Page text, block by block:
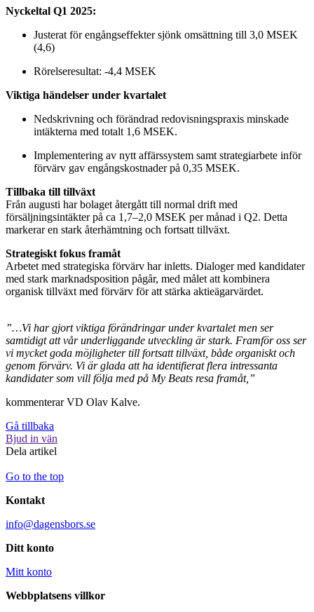
Nyckeltal Q1 2025:
Justerat för engångseffekter sjönk omsättning till 3,0 MSEK
(4,6)
Rörelseresultat: -4,4 MSEK
Viktiga händelser under kvartalet
Nedskrivning och förändrad redovisningspraxis minskade
intäkterna med totalt 1,6 MSEK.
Implementering av nytt affärssystem samt strategiarbete inför
förvärv gav engångskostnader på 0,35 MSEK.
Tillbaka till tillväxt
Från augusti har bolaget återgått till normal drift med
försäljningsintäkter på ca 1,7–2,0 MSEK per månad i Q2. Detta
markerar en stark återhämtning och fortsatt tillväxt.
Strategiskt fokus framåt
Arbetet med strategiska förvärv har inletts. Dialoger med kandidater
med stark marknadsposition pågår, med målet att kombinera
organisk tillväxt med förvärv för att stärka aktieägarvärdet.
”…Vi har gjort viktiga förändringar under kvartalet men ser
samtidigt att vår underliggande utveckling är stark. Framför oss ser
vi mycket goda möjligheter till fortsatt tillväxt, både organiskt och
genom förvärv. Vi är glada att ha identifierat flera intressanta
kandidater som vill följa med på My Beats resa framåt,”
kommenterar VD Olav Kalve.
Gå tillbaka
Bjud in vän
Dela artikel
Go to the top
Kontakt
info@dagensbors.se
Ditt konto
Mitt konto
Webbplatsens villkor